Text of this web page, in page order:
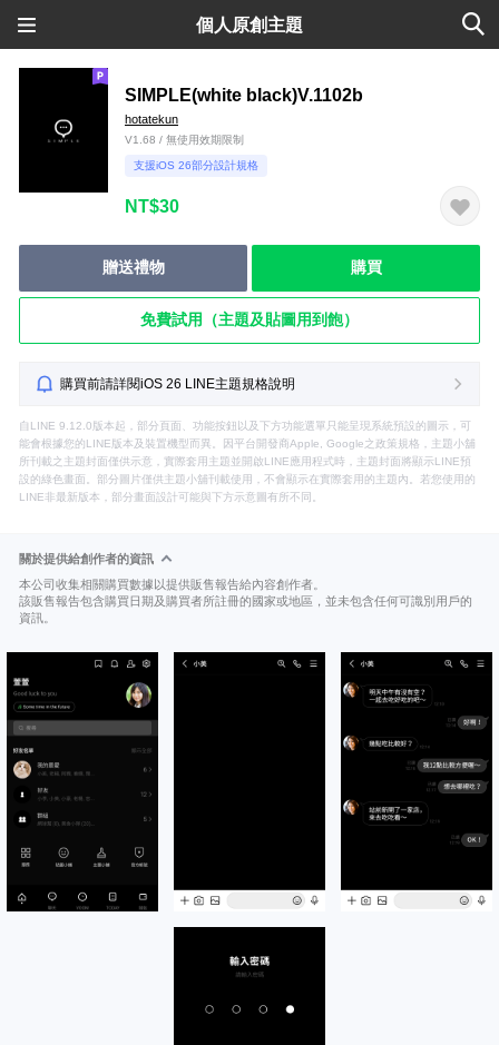
個人原創主題
SIMPLE(white black)V.1102b
hotatekun
V1.68 / 無使用效期限制
支援iOS 26部分設計規格
NT$30
贈送禮物 購買
免費試用（主題及貼圖用到飽）
購買前請詳閱iOS 26 LINE主題規格說明
自LINE 9.12.0版本起，部分頁面、功能按鈕以及下方功能選單只能呈現系統預設的圖示，可
能會根據您的LINE版本及裝置機型而異。因平台開發商Apple, Google之政策規格，主題小舖
所刊載之主題封面僅供示意，實際套用主題並開啟LINE應用程式時，主題封面將顯示LINE預
設的綠色畫面。部分圖片僅供主題小舖刊載使用，不會顯示在實際套用的主題內。若您使用的
LINE非最新版本，部分畫面設計可能與下方示意圖有所不同。
關於提供給創作者的資訊
本公司收集相關購買數據以提供販售報告給內容創作者。
該販售報告包含購買日期及購買者所註冊的國家或地區，並未包含任何可識別用戶的
資訊。